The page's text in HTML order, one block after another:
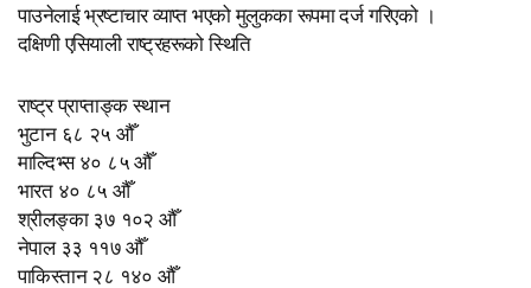
पाउनेलाई भ्रष्टाचार व्याप्त भएको मुलुकका रूपमा दर्ज गरिएको ।
दक्षिणी एसियाली राष्ट्रहरूको स्थिति
राष्ट्र प्राप्ताङ्क स्थान
भुटान ६८ २५ औँ
माल्दिभ्स ४० ८५ औँ
भारत ४० ८५ औँ
श्रीलङ्का ३७ १०२ औँ
नेपाल ३३ ११७ औँ
पाकिस्तान २८ १४० औँ